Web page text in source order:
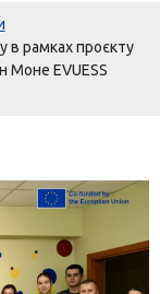
в рамках проєкту
Моне EVUESS